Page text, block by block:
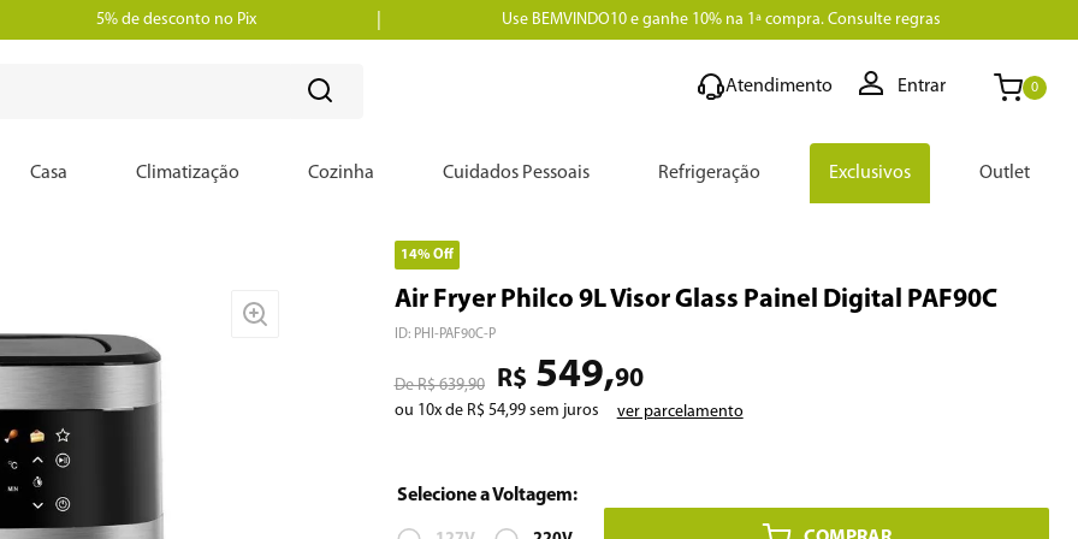
5% de desconto no Pix Use BEMVINDO10 e ganhe 10% na 1ª compra. Consulte regras
Atendimento Entrar 0
Casa Climatização Cozinha Cuidados Pessoais Refrigeração Exclusivos Outlet
14%Off
Air Fryer Philco 9L Visor Glass Painel Digital PAF90C
ID: PHI-PAF90C-P
R$ 639,90 R$ 549,90
ou 10x de R$ 54,99sem juros ver parcelamento